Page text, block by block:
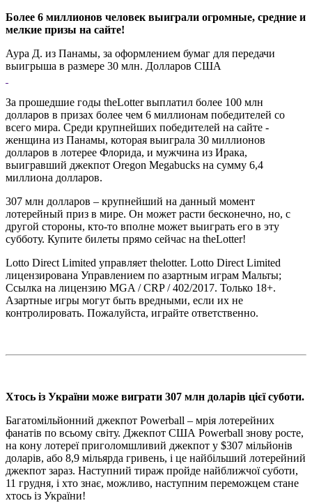
Более 6 миллионов человек выиграли огромные, средние и
мелкие призы на сайте!
Аура Д. из Панамы, за оформлением бумаг для передачи
выигрыша в размере 30 млн. Долларов США
За прошедшие годы theLotter выплатил более 100 млн
долларов в призах более чем 6 миллионам победителей со
всего мира. Среди крупнейших победителей на сайте -
женщина из Панамы, которая выиграла 30 миллионов
долларов в лотерее Флорида, и мужчина из Ирака,
выигравший джекпот Oregon Megabucks на сумму 6,4
миллиона долларов.
307 млн долларов – крупнейший на данный момент
лотерейный приз в мире. Он может расти бесконечно, но, с
другой стороны, кто-то вполне может выиграть его в эту
субботу. Купите билеты прямо сейчас на theLotter!
Lotto Direct Limited управляет thelotter. Lotto Direct Limited
лицензирована Управлением по азартным играм Мальты;
Ссылка на лицензию MGA / CRP / 402/2017. Только 18+.
Азартные игры могут быть вредными, если их не
контролировать. Пожалуйста, играйте ответственно.
Хтось із України може виграти 307 млн доларів цієї суботи.
Багатомільйонний джекпот Powerball – мрія лотерейних
фанатів по всьому світу. Джекпот США Powerball знову росте,
на кону лотереї приголомшливий джекпот у $307 мільйонів
доларів, або 8,9 мільярда гривень, і це найбільший лотерейний
джекпот зараз. Наступний тираж пройде найближчої суботи,
11 грудня, і хто знає, можливо, наступним переможцем стане
хтось із України!